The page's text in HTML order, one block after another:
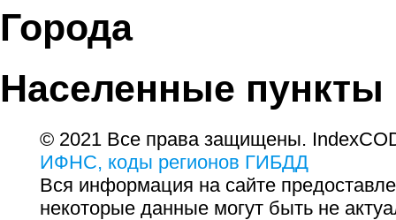
Города
Населенные пункты
© 2021 Все права защищены.
ИФНС, коды регионов ГИБДД
Вся информация на сайте
некоторые данные могут быть не